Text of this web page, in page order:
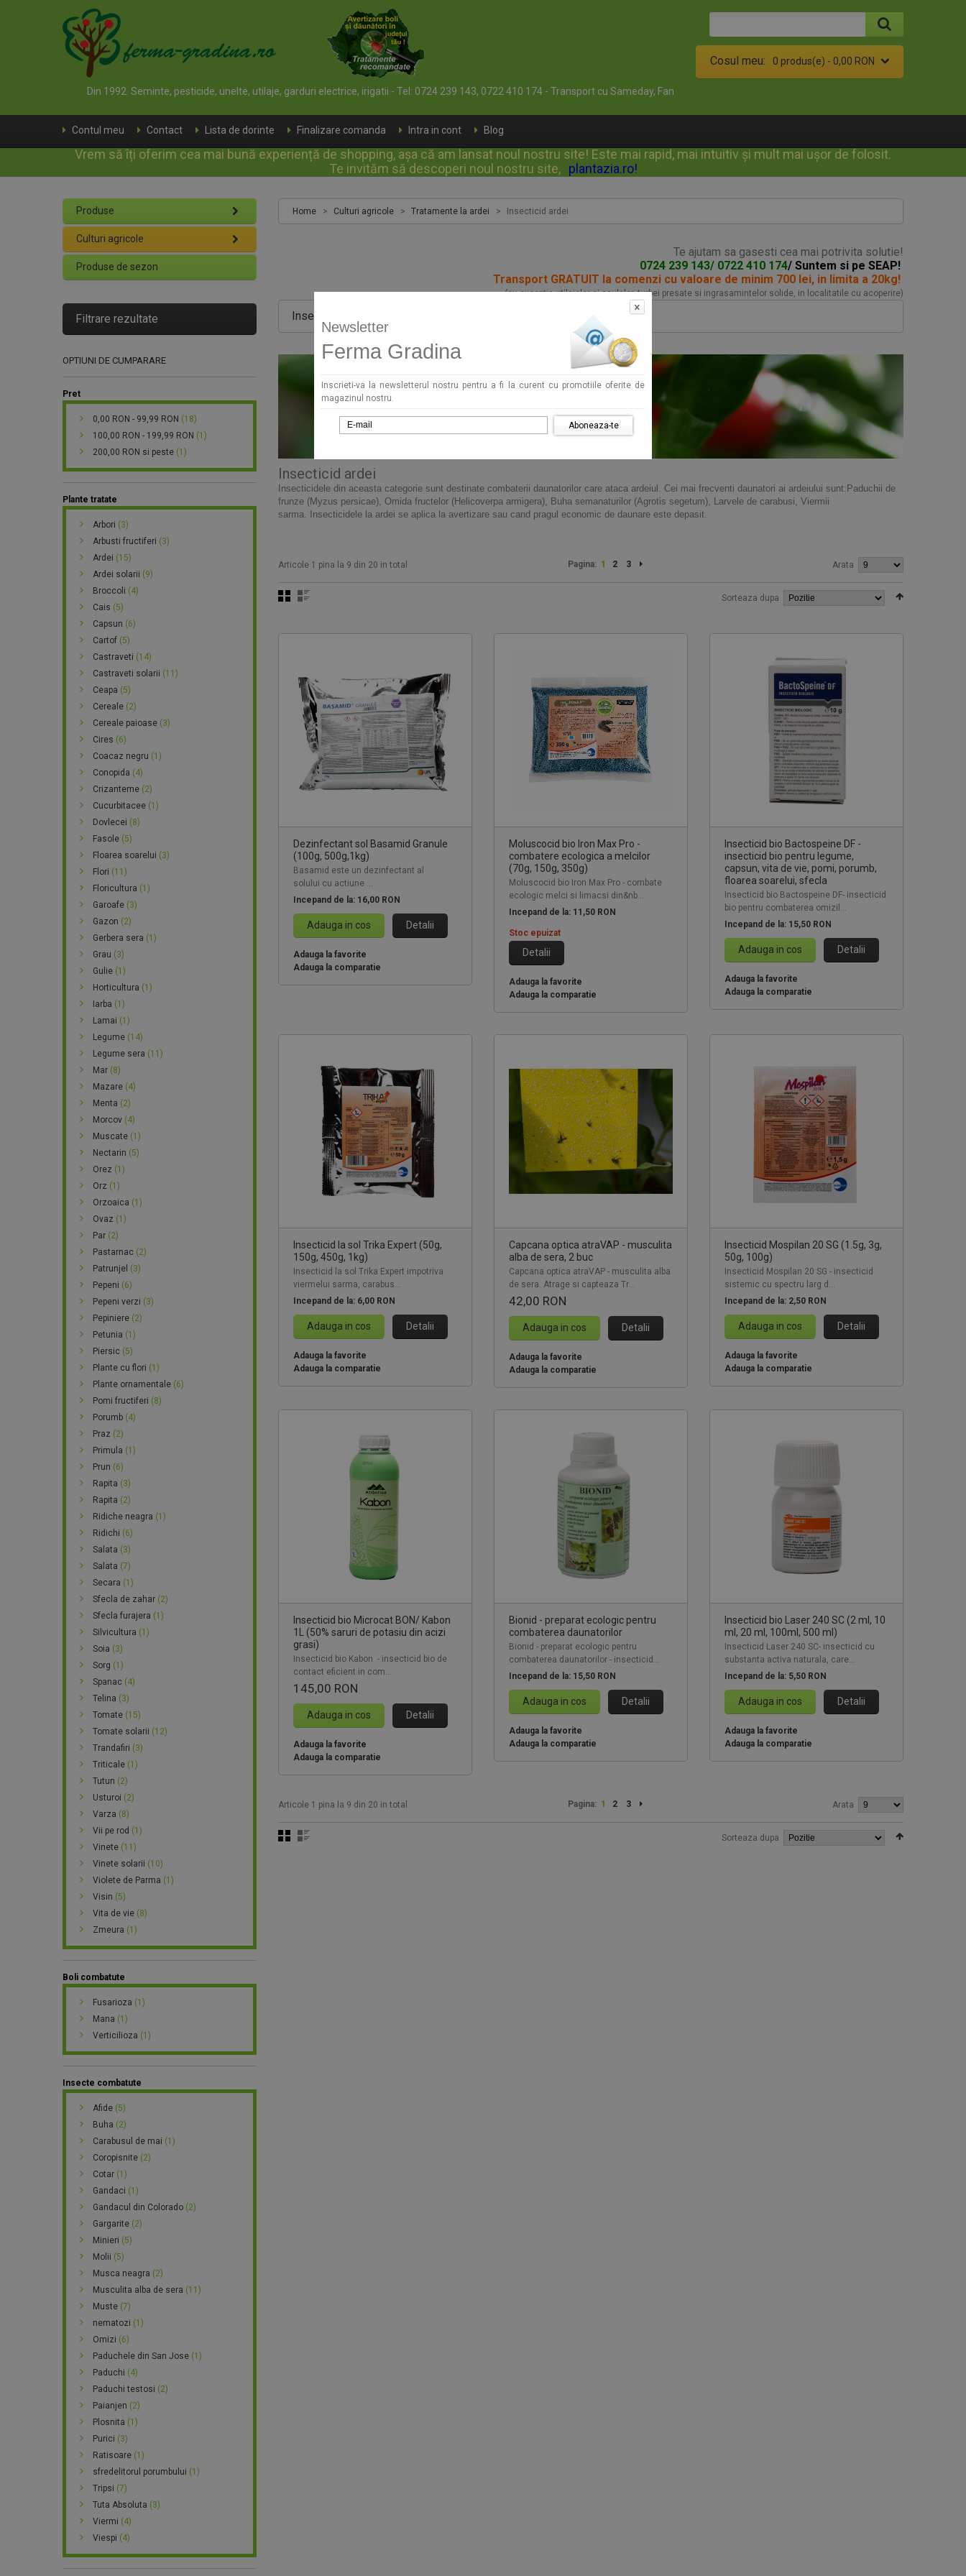
Cosul meu: 0 produs(e) - 0,00 RON
Din 1992. Seminte, pesticide, unelte, utilaje, garduri electrice, irigatii - Tel: 0724 239 143, 0722 410 174 - Transport cu Sameday, Fan
Contul meu Contact Lista de dorinte Finalizare comanda Intra in cont Blog
Vrem să îți oferim cea mai bună experiență de shopping, așa că am lansat noul nostru site! Este mai rapid, mai intuitiv și mult mai ușor de folosit.
Te invităm să descoperi noul nostru site, plantazia.ro!
Home > Culturi agricole > Tratamente la ardei > Insecticid ardei
Te ajutam sa gasesti cea mai potrivita solutie!
0724 239 143/ 0722 410 174/ Suntem si pe SEAP!
Transport GRATUIT la comenzi cu valoare de minim 700 lei, in limita a 20kg!
(cu exceptia utilajelor si sculelor, turbei presate si ingrasamintelor solide, in localitatile cu acoperire)
Insecticid ardei
Insecticid ardei
Insecticidele din aceasta categorie sunt destinate combaterii daunatorilor care ataca ardeiul. Cei mai frecventi daunatori ai ardeiului sunt: Paduchii de
frunze (Myzus persicae), Omida fructelor (Helicoverpa armigera), Buha semanaturilor (Agrotis segetum), Larvele de carabusi, Viermii
sarma.
Insecticidele la ardei se aplica la avertizare sau cand pragul economic de daunare este depasit.
Articole 1 pina la 9 din 20 in total Arata
Pagina: 1 2 3
Sorteaza dupa
Dezinfectant sol Basamid Granule
(100g, 500g,1kg)
Basamid este un dezinfectant al
solului cu actiune ...
Incepand de la: 16,00 RON
Adauga in cos Detalii
Adauga la favorite
Adauga la comparatie
Moluscocid bio Iron Max Pro -
combatere ecologica a melcilor
(70g, 150g, 350g)
Moluscocid bio Iron Max Pro - combate
ecologic melci si limacsi din&nb...
Incepand de la: 11,50 RON
Stoc epuizat
Detalii
Adauga la favorite
Adauga la comparatie
Insecticid bio Bactospeine DF -
insecticid bio pentru legume,
capsun, vita de vie, pomi, porumb,
floarea soarelui, sfecla
Insecticid bio Bactospeine DF- insecticid
bio pentru combaterea omizil...
Incepand de la: 15,50 RON
Adauga in cos Detalii
Adauga la favorite
Adauga la comparatie
Insecticid la sol Trika Expert (50g,
150g, 450g, 1kg)
Insecticid la sol Trika Expert impotriva
viermelui sarma, carabus...
Incepand de la: 6,00 RON
Adauga in cos Detalii
Adauga la favorite
Adauga la comparatie
Capcana optica atraVAP - musculita
alba de sera, 2 buc
Capcana optica atraVAP - musculita alba
de sera. Atrage si capteaza Tr...
42,00 RON
Adauga in cos Detalii
Adauga la favorite
Adauga la comparatie
Insecticid Mospilan 20 SG (1.5g, 3g,
50g, 100g)
Insecticid Mospilan 20 SG - insecticid
sistemic cu spectru larg d...
Incepand de la: 2,50 RON
Adauga in cos Detalii
Adauga la favorite
Adauga la comparatie
Insecticid bio Microcat BON/ Kabon
1L (50% saruri de potasiu din acizi
grasi)
Insecticid bio Kabon - insecticid bio de
contact eficient in com...
145,00 RON
Adauga in cos Detalii
Adauga la favorite
Adauga la comparatie
Bionid - preparat ecologic pentru
combaterea daunatorilor
Bionid - preparat ecologic pentru
combaterea daunatorilor - insecticid...
Incepand de la: 15,50 RON
Adauga in cos Detalii
Adauga la favorite
Adauga la comparatie
Insecticid bio Laser 240 SC (2 ml, 10
ml, 20 ml, 100ml, 500 ml)
Insecticid Laser 240 SC- insecticid cu
substanta activa naturala, care...
Incepand de la: 5,50 RON
Adauga in cos Detalii
Adauga la favorite
Adauga la comparatie
Articole 1 pina la 9 din 20 in total Arata
Pagina: 1 2 3
Sorteaza dupa
Produse
Culturi agricole
Produse de sezon
Filtrare rezultate
OPTIUNI DE CUMPARARE
Pret
0,00 RON - 99,99 RON (18)
100,00 RON - 199,99 RON (1)
200,00 RON si peste (1)
Plante tratate
Arbori (3)
Arbusti fructiferi (3)
Ardei (15)
Ardei solarii (9)
Broccoli (4)
Cais (5)
Capsun (6)
Cartof (5)
Castraveti (14)
Castraveti solarii (11)
Ceapa (5)
Cereale (2)
Cereale paioase (3)
Cires (6)
Coacaz negru (1)
Conopida (4)
Crizanteme (2)
Cucurbitacee (1)
Dovlecei (8)
Fasole (5)
Floarea soarelui (3)
Flori (11)
Floricultura (1)
Garoafe (3)
Gazon (2)
Gerbera sera (1)
Grau (3)
Gulie (1)
Horticultura (1)
Iarba (1)
Lamai (1)
Legume (14)
Legume sera (11)
Mar (8)
Mazare (4)
Menta (2)
Morcov (4)
Muscate (1)
Nectarin (5)
Orez (1)
Orz (1)
Orzoaica (1)
Ovaz (1)
Par (2)
Pastarnac (2)
Patrunjel (3)
Pepeni (6)
Pepeni verzi (3)
Pepiniere (2)
Petunia (1)
Piersic (5)
Plante cu flori (1)
Plante ornamentale (6)
Pomi fructiferi (8)
Porumb (4)
Praz (2)
Primula (1)
Prun (6)
Rapita (3)
Rapita (2)
Ridiche neagra (1)
Ridichi (6)
Salata (3)
Salata (7)
Secara (1)
Sfecla de zahar (2)
Sfecla furajera (1)
Silvicultura (1)
Soia (3)
Sorg (1)
Spanac (4)
Telina (3)
Tomate (15)
Tomate solarii (12)
Trandafiri (3)
Triticale (1)
Tutun (2)
Usturoi (2)
Varza (8)
Vii pe rod (1)
Vinete (11)
Vinete solarii (10)
Violete de Parma (1)
Visin (5)
Vita de vie (8)
Zmeura (1)
Boli combatute
Fusarioza (1)
Mana (1)
Verticilioza (1)
Insecte combatute
Afide (5)
Buha (2)
Carabusul de mai (1)
Coropisnite (2)
Cotar (1)
Gandaci (1)
Gandacul din Colorado (2)
Gargarite (2)
Minieri (5)
Molii (5)
Musca neagra (2)
Musculita alba de sera (11)
Muste (7)
nematozi (1)
Omizi (6)
Paduchele din San Jose (1)
Paduchi (4)
Paduchi testosi (2)
Paianjen (2)
Plosnita (1)
Purici (3)
Ratisoare (1)
sfredelitorul porumbului (1)
Tripsi (7)
Tuta Absoluta (3)
Viermi (4)
Viespi (4)
Newsletter
Ferma Gradina
Inscrieti-va la newsletterul nostru pentru a fi la curent cu promotiile oferite de
magazinul nostru.
Aboneaza-te